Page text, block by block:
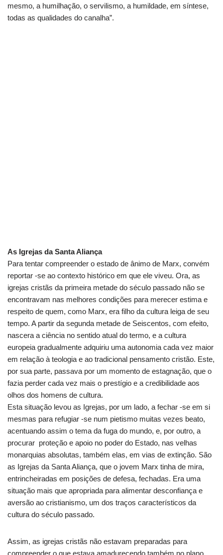
mesmo, a humilhação, o servilismo, a humildade, em síntese,
todas as qualidades do canalha”.
As Igrejas da Santa Aliança
Para tentar compreender o estado de ânimo de Marx, convém
reportar -se ao contexto histórico em que ele viveu. Ora, as
igrejas cristãs da primeira metade do século passado não se
encontravam nas melhores condições para merecer estima e
respeito de quem, como Marx, era filho da cultura leiga de seu
tempo. A partir da segunda metade de Seiscentos, com efeito,
nascera a ciência no sentido atual do termo, e a cultura
europeia gradualmente adquiriu uma autonomia cada vez maior
em relação à teologia e ao tradicional pensamento cristão. Este,
por sua parte, passava por um momento de estagnação, que o
fazia perder cada vez mais o prestígio e a credibilidade aos
olhos dos homens de cultura.
Esta situação levou as Igrejas, por um lado, a fechar -se em si
mesmas para refugiar -se num pietismo muitas vezes beato,
acentuando assim o tema da fuga do mundo, e, por outro, a
procurar proteção e apoio no poder do Estado, nas velhas
monarquias absolutas, também elas, em vias de extinção. São
as Igrejas da Santa Aliança, que o jovem Marx tinha de mira,
entrincheiradas em posições de defesa, fechadas. Era uma
situação mais que apropriada para alimentar desconfiança e
aversão ao cristianismo, um dos traços característicos da
cultura do século passado.
Assim, as igrejas cristãs não estavam preparadas para